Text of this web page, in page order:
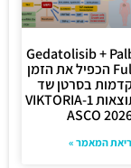
Gedatolisib +
Fulvestrant הכפיל את הזמן
בסרטן שד
גרורתי – תוצאות VIKTORIA-1
המאמר »